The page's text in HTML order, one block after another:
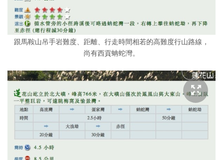
跟馬鞍山吊手岩難度、距離、行走時間相若的高難度行山路線，
尚有西貢蚺蛇灣。